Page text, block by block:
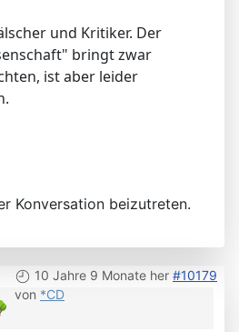
und Kritiker. Der
bringt zwar
ist aber leider
Konversation beizutreten.
10 Jahre 9 Monate her #10179
von *CD